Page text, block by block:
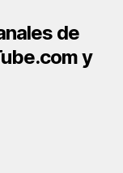
de
y